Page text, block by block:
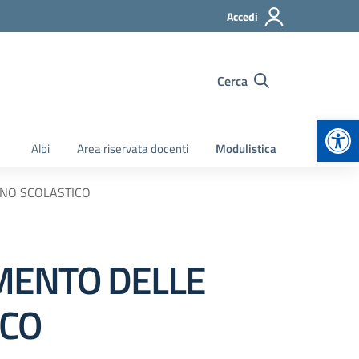
Accedi
Cerca
Albi Area riservata docenti Modulistica
SCOLASTICO
DELLE